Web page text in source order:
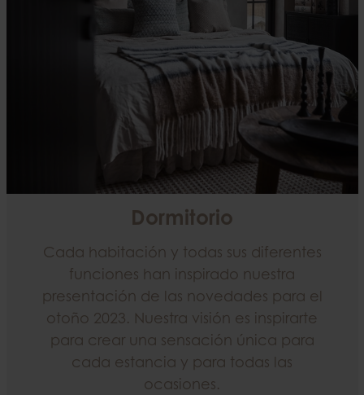
Dormitorio
Cada habitación y todas sus diferentes
funciones han inspirado nuestra
presentación de las novedades para el
otoño 2023. Nuestra visión es inspirarte
para crear una sensación única para
cada estancia y para todas las
ocasiones.